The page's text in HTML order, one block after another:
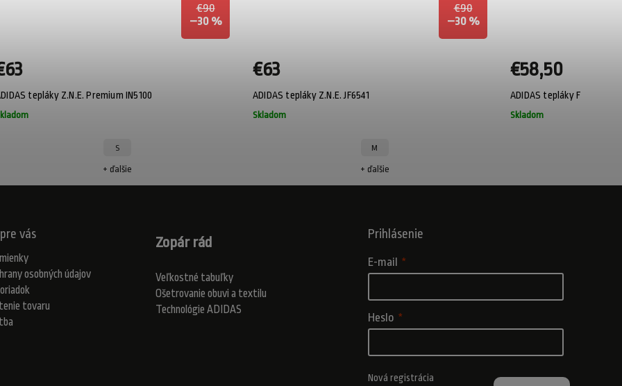
€90
–30 %
tepláky Z.N.E. Premium IN5100
S
+ ďalšie
€90
–30 %
ADIDAS tepláky Z.N.E. JF6541
Skladom
€63
M
+ ďalšie
ADIDAS tepláky Future
Skladom
€58,50
vás
osobných údajov
tovaru
Zopár rád
Veľkostné tabuľky
Ošetrovanie obuvi a textilu
Technológie ADIDAS
Prihlásenie
E-mail
Heslo
Nová registrácia